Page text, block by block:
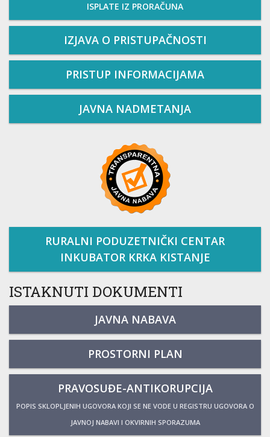
ISPLATE IZ PRORAČUNA
IZJAVA O PRISTUPAČNOSTI
PRISTUP INFORMACIJAMA
JAVNA NADMETANJA
RURALNI PODUZETNIČKI CENTAR
INKUBATOR KRKA KISTANJE
ISTAKNUTI DOKUMENTI
JAVNA NABAVA
PROSTORNI PLAN
PRAVOSUĐE-ANTIKORUPCIJA
POPIS SKLOPLJENIH UGOVORA KOJI SE NE VODE U REGISTRU UGOVORA O
JAVNOJ NABAVI I OKVIRNIH SPORAZUMA